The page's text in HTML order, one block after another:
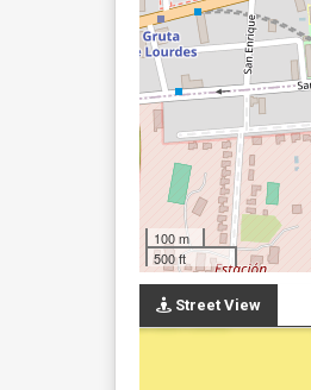
100 m
500 ft
Street View